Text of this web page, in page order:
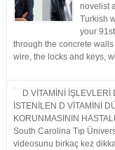
novelist
Turkish
your
through the concrete
wire, the locks and keys,
D VİTAMİNİ
İSTENİLEN D VİTAMİNİ
KORUNMASININ
South Carolina Tıp
videosunu birkaç kez